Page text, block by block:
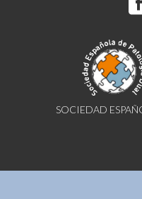
SOCIEDAD